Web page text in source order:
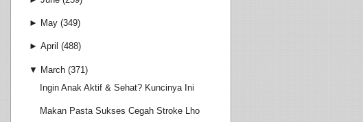
► May (349)
► April (488)
▼ March (371)
Ingin Anak Aktif & Sehat? Kuncinya Ini
Makan Pasta Sukses Cegah Stroke Lho